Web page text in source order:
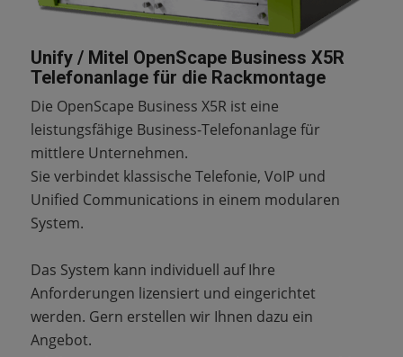
Unify / Mitel OpenScape Business X5R
Telefonanlage für die Rackmontage
Die OpenScape Business X5R ist eine
leistungsfähige Business-Telefonanlage für
mittlere Unternehmen.
Sie verbindet klassische Telefonie, VoIP und
Unified Communications in einem modularen
System.
Das System kann individuell auf Ihre
Anforderungen lizensiert und eingerichtet
werden. Gern erstellen wir Ihnen dazu ein
Angebot.